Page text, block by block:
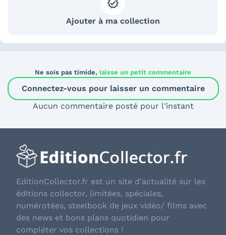
Ajouter à ma collection
Ne sois pas timide, laisse un petit commentaire
Connectez-vous pour laisser un commentaire
Aucun commentaire posté pour l'instant
EditionCollector.fr est un site d'actualité sur les
éditions collector, limitées, spéciales,
numérotées, steelbook de jeux vidéo/ films avec
des news et bons plans quotidien pour
compléter vos collections !